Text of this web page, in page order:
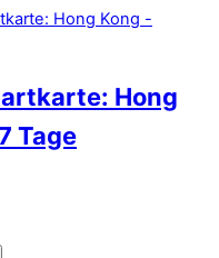
Hong
Tage